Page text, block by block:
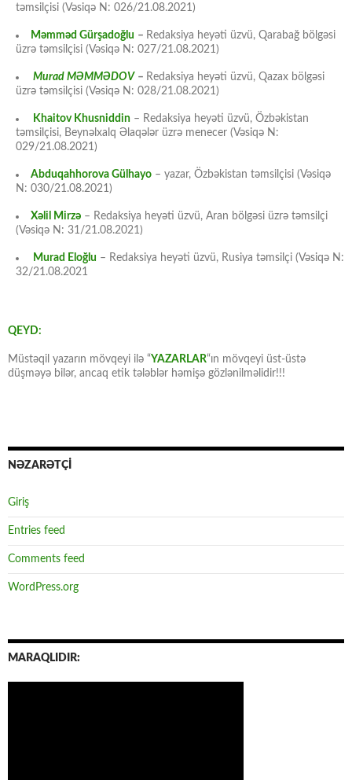
təmsilçisi (Vəsiqə N: 026/21.08.2021)
Məmməd Gürşadoğlu – Redaksiya heyəti üzvü, Qarabağ bölgəsi
üzrə təmsilçisi (Vəsiqə N: 027/21.08.2021)
Murad MƏMMƏDOV – Redaksiya heyəti üzvü, Qazax bölgəsi
üzrə təmsilçisi (Vəsiqə N: 028/21.08.2021)
Khaitov Khusniddin – Redaksiya heyəti üzvü, Özbəkistan
təmsilçisi, Beynəlxalq Əlaqələr üzrə menecer (Vəsiqə N:
029/21.08.2021)
Abduqahhorova Gülhayo – yazar, Özbəkistan təmsilçisi (Vəsiqə
N: 030/21.08.2021)
Xəlil Mirzə – Redaksiya heyəti üzvü, Aran bölgəsi üzrə təmsilçi
(Vəsiqə N: 31/21.08.2021)
Murad Eloğlu – Redaksiya heyəti üzvü, Rusiya təmsilçi (Vəsiqə N:
32/21.08.2021
QEYD:
Müstəqil yazarın mövqeyi ilə “YAZARLAR“ın mövqeyi üst-üstə
düşməyə bilər, ancaq etik tələblər həmişə gözlənilməlidir!!!
NƏZARƏTÇİ
Giriş
Entries feed
Comments feed
WordPress.org
MARAQLIDIR: